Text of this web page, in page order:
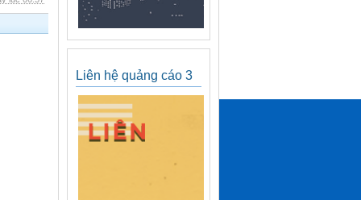
Liên hệ quảng cáo 3